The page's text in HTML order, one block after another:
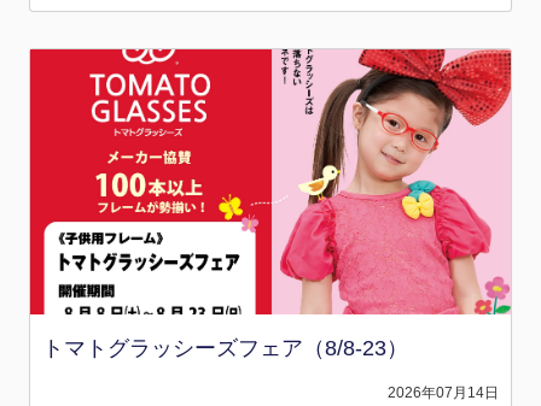
トマトグラッシーズフェア（8/8-23）
2026年07月14日